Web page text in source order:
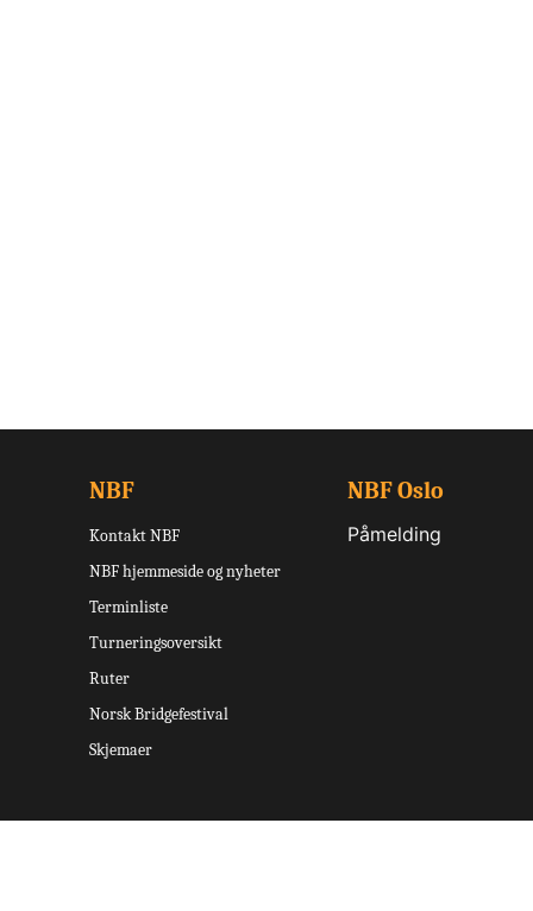
NBF
Kontakt NBF
NBF hjemmeside og nyheter
Terminliste
Turneringsoversikt
Ruter
Norsk Bridgefestival
Skjemaer
NBF Oslo
Påmelding